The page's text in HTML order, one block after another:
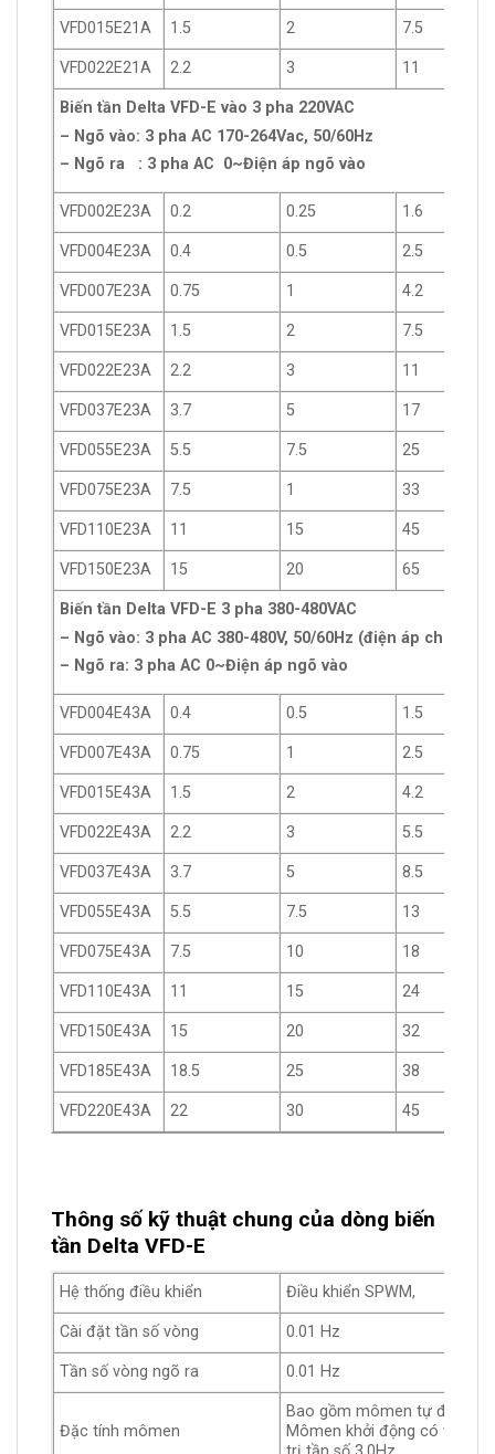
VFD015E21A 1.5 2 7.5
VFD022E21A 2.2 3 11
Biến tần Delta VFD-E vào 3 pha 220VAC
– Ngõ vào: 3 pha AC 170-264Vac, 50/60Hz
– Ngõ ra : 3 pha AC 0~Điện áp ngõ vào
VFD002E23A 0.2 0.25 1.6
VFD004E23A 0.4 0.5 2.5
VFD007E23A 0.75 1 4.2
VFD015E23A 1.5 2 7.5
VFD022E23A 2.2 3 11
VFD037E23A 3.7 5 17
VFD055E23A 5.5 7.5 25
VFD075E23A 7.5 1 33
VFD110E23A 11 15 45
VFD150E23A 15 20 65
Biến tần Delta VFD-E 3 pha 380-480VAC
– Ngõ vào: 3 pha AC 380-480V, 50/60Hz (điện áp cho
– Ngõ ra: 3 pha AC 0~Điện áp ngõ vào
VFD004E43A 0.4 0.5 1.5
VFD007E43A 0.75 1 2.5
VFD015E43A 1.5 2 4.2
VFD022E43A 2.2 3 5.5
VFD037E43A 3.7 5 8.5
VFD055E43A 5.5 7.5 13
VFD075E43A 7.5 10 18
VFD110E43A 11 15 24
VFD150E43A 15 20 32
VFD185E43A 18.5 25 38
VFD220E43A 22 30 45
Thông số kỹ thuật chung của dòng biến
tần Delta VFD-E
Hệ thống điều khiển Điều khiển SPWM,
Cài đặt tần số vòng 0.01 Hz
Tần số vòng ngõ ra 0.01 Hz
Đặc tính mômen
Bao gồm mômen tự động,
Mômen khởi động có thể